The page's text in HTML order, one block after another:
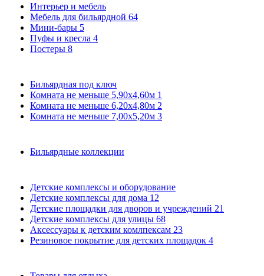
Интерьер и мебель
Мебель для бильярдной 64
Мини-бары 5
Пуфы и кресла 4
Постеры 8
Бильярдная под ключ
Комната не меньше 5,90х4,60м 1
Комната не меньше 6,20х4,80м 2
Комната не меньше 7,00х5,20м 3
Бильярдные коллекции
Детские комплексы и оборудование
Детские комплексы для дома 12
Детские площадки для дворов и учреждений 21
Детские комплексы для улицы 68
Аксессуары к детским комлпексам 23
Резиновое покрытие для детских площадок 4